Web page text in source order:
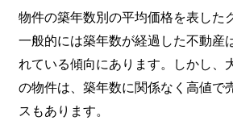
物件の築年数別の平均価格を表した
一般的には築年数が経過した不動産
れている傾向にあります。しかし、
の物件は、築年数に関係なく高値で
スもあります。